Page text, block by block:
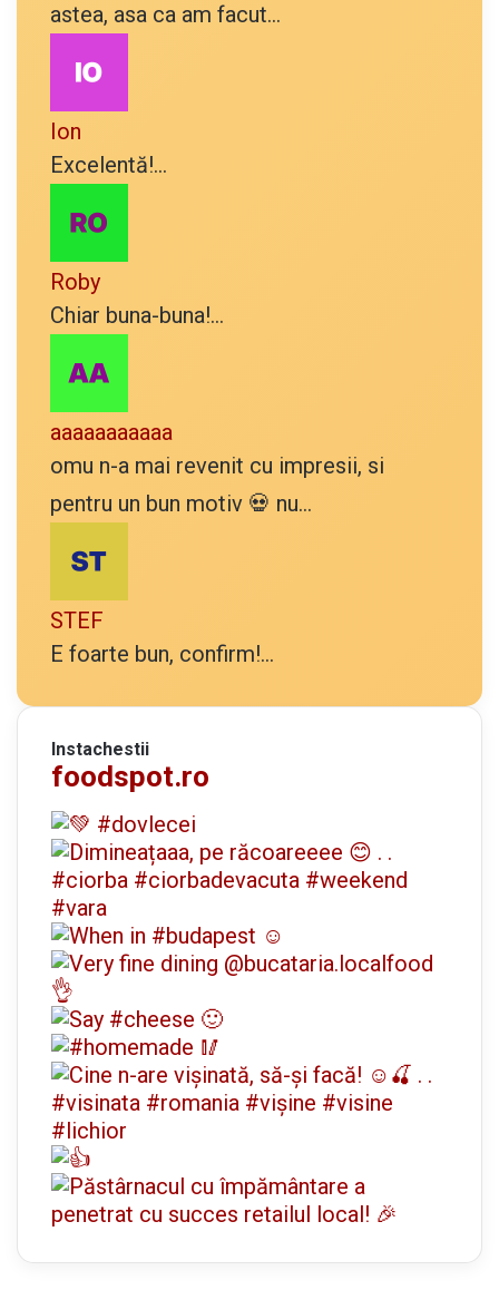
astea, asa ca am facut...
Ion
Excelentă!...
Roby
Chiar buna-buna!...
aaaaaaaaaaa
omu n-a mai revenit cu impresii, si
pentru un bun motiv 💀 nu...
STEF
E foarte bun, confirm!...
Instachestii
foodspot.ro